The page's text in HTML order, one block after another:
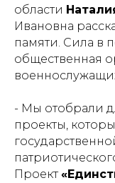
области
Ивановна
памяти. Сила в
общественная
- Мы отобрали
проекты,
Проект